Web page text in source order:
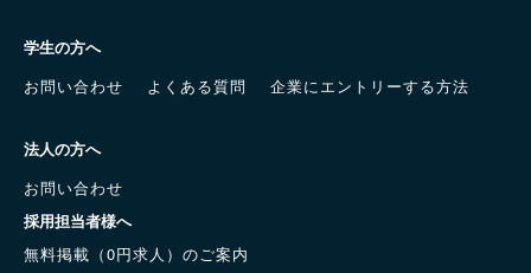
学生の方へ
お問い合わせ
よくある質問 企業にエントリーする方法
法人の方へ
お問い合わせ
採用担当者様へ
無料掲載（0円求人）のご案内